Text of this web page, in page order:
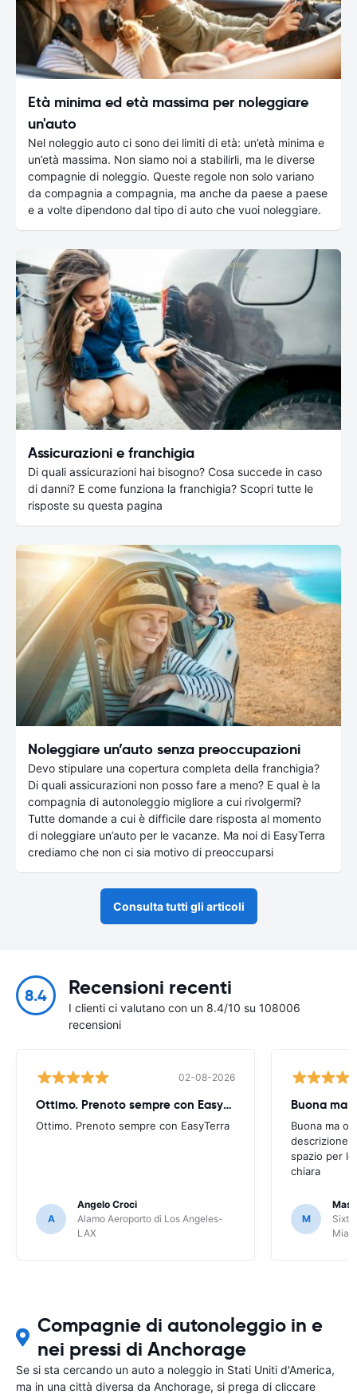
Età minima ed età massima per noleggiare
un'auto
Nel noleggio auto ci sono dei limiti di età: un’età minima e
un’età massima. Non siamo noi a stabilirli, ma le diverse
compagnie di noleggio. Queste regole non solo variano
da compagnia a compagnia, ma anche da paese a paese
e a volte dipendono dal tipo di auto che vuoi noleggiare.
Assicurazioni e franchigia
Di quali assicurazioni hai bisogno? Cosa succede in caso
di danni? E come funziona la franchigia? Scopri tutte le
risposte su questa pagina
Noleggiare un’auto senza preoccupazioni
Devo stipulare una copertura completa della franchigia?
Di quali assicurazioni non posso fare a meno? E qual è la
compagnia di autonoleggio migliore a cui rivolgermi?
Tutte domande a cui è difficile dare risposta al momento
di noleggiare un’auto per le vacanze. Ma noi di EasyTerra
crediamo che non ci sia motivo di preoccuparsi
Consulta tutti gli articoli
8.4 Recensioni recenti
I clienti ci valutano con un 8.4/10 su 108006
recensioni
02-08-2026
Ottimo. Prenoto sempre con EasyTerra
Ottimo. Prenoto sempre con EasyTerra
A
Angelo Croci
Alamo Aeroporto di Los Angeles-
LAX
Buona ma
Buona ma
descrizione
spazio per
chiara
M
Sixt
Compagnie di autonoleggio in e
nei pressi di Anchorage
Se si sta cercando un auto a noleggio in Stati Uniti d'America,
ma in una città diversa da Anchorage, si prega di cliccare